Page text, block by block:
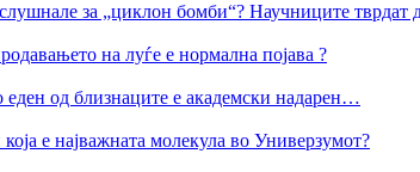
за „циклон бомби“? Научниците
на луѓе е нормална појава ?
еден од близнаците е академски надарен…
која е најважната молекула во Универзумот?